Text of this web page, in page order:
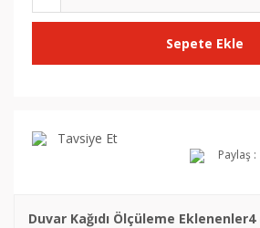
Sepete Ekle
Tavsiye Et
Paylaş :
Duvar Kağıdı Ölçüleme Eklenenler4